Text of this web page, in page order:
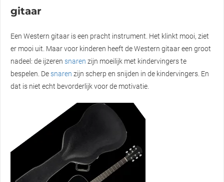
gitaar
Een Western gitaar is een pracht instrument. Het klinkt mooi, ziet
er mooi uit. Maar voor kinderen heeft de Western gitaar een groot
nadeel: de ijzeren snaren zijn moeilijk met kindervingers te
bespelen. Desnaren zijn scherp en snijden in de kindervingers. En
dat is niet echt bevorderlijk voor de motivatie.